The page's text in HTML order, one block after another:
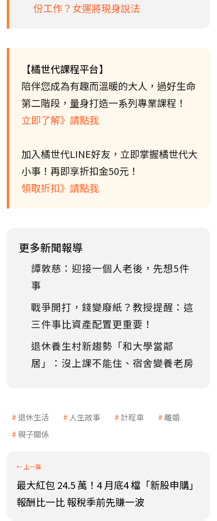
份工作？女運將現身說法
【橘世代課程平台】
陪伴您成為有趣而溫暖的大人，過好生命
第二階段，量身打造一系列專業課程！
立即了解》請點我
加入橘世代LINE好友，立即掌握橘世代大
小事！再即享折扣金50元！
領取折扣》請點我
更多新聞報導
譚敦慈：迎接一個人老後，先想5件
事
戰爭開打，錢變廢紙？教授提醒：這
三件事比資產配置更重要！
退休養生村新趨勢「和大學當鄰
居」：沒上課不能住、宿舍變養老房
退休生活 人生故事 計程車
離婚
親子關係
最大紅包 24.5 萬！4 月底4 檔「新股申購」
報酬比一比 報稅季前先賺一波